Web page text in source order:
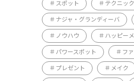
スポット テクニック
ナジャ・グランディーバ
ノウハウ ハッピー
パワースポット フ
プレゼント メイク